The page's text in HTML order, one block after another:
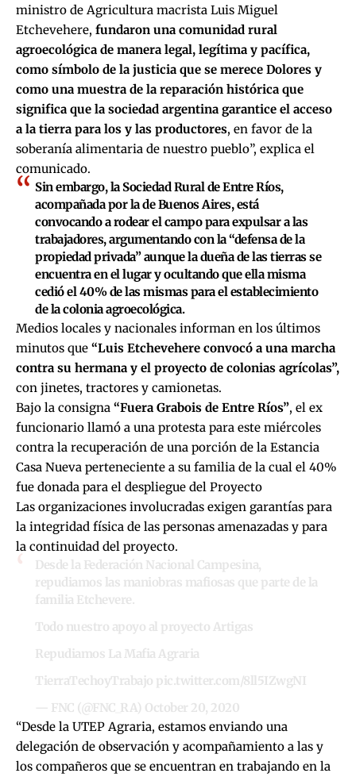
ministro de Agricultura macrista Luis Miguel
Etchevehere, fundaron una comunidad rural
agroecológica de manera legal, legítima y pacífica,
como símbolo de la justicia que se merece Dolores y
como una muestra de la reparación histórica que
significa que la sociedad argentina garantice el acceso
a la tierra para los y las productores, en favor de la
soberanía alimentaria de nuestro pueblo”, explica el
comunicado.
Sin embargo, la Sociedad Rural de Entre Ríos,
acompañada por la de Buenos Aires, está
convocando a rodear el campo para expulsar a las
trabajadores, argumentando con la “defensa de la
propiedad privada” aunque la dueña de las tierras se
encuentra en el lugar y ocultando que ella misma
cedió el 40% de las mismas para el establecimiento
de la colonia agroecológica.
Medios locales y nacionales informan en los últimos
minutos que “Luis Etchevehere convocó a una marcha
contra su hermana y el proyecto de colonias agrícolas”,
con jinetes, tractores y camionetas.
Bajo la consigna “Fuera Grabois de Entre Ríos”, el ex
funcionario llamó a una protesta para este miércoles
contra la recuperación de una porción de la Estancia
Casa Nueva perteneciente a su familia de la cual el 40%
fue donada para el despliegue del Proyecto
Las organizaciones involucradas exigen garantías para
la integridad física de las personas amenazadas y para
la continuidad del proyecto.
Desde la Federación Nacional Campesina,
repudiamos las maniobras mafiosas que parte de la
familia Etchevere.
Todo nuestro apoyo al proyecto Artigas
Repudiamos La Mafia Agraria
TierraTechoyTrabajo pic.twitter.com/8ll5IZwgNI
— FNC (@FNC_RA) October 20, 2020
“Desde la UTEP Agraria, estamos enviando una
delegación de observación y acompañamiento a las y
los compañeros que se encuentran en trabajando en la